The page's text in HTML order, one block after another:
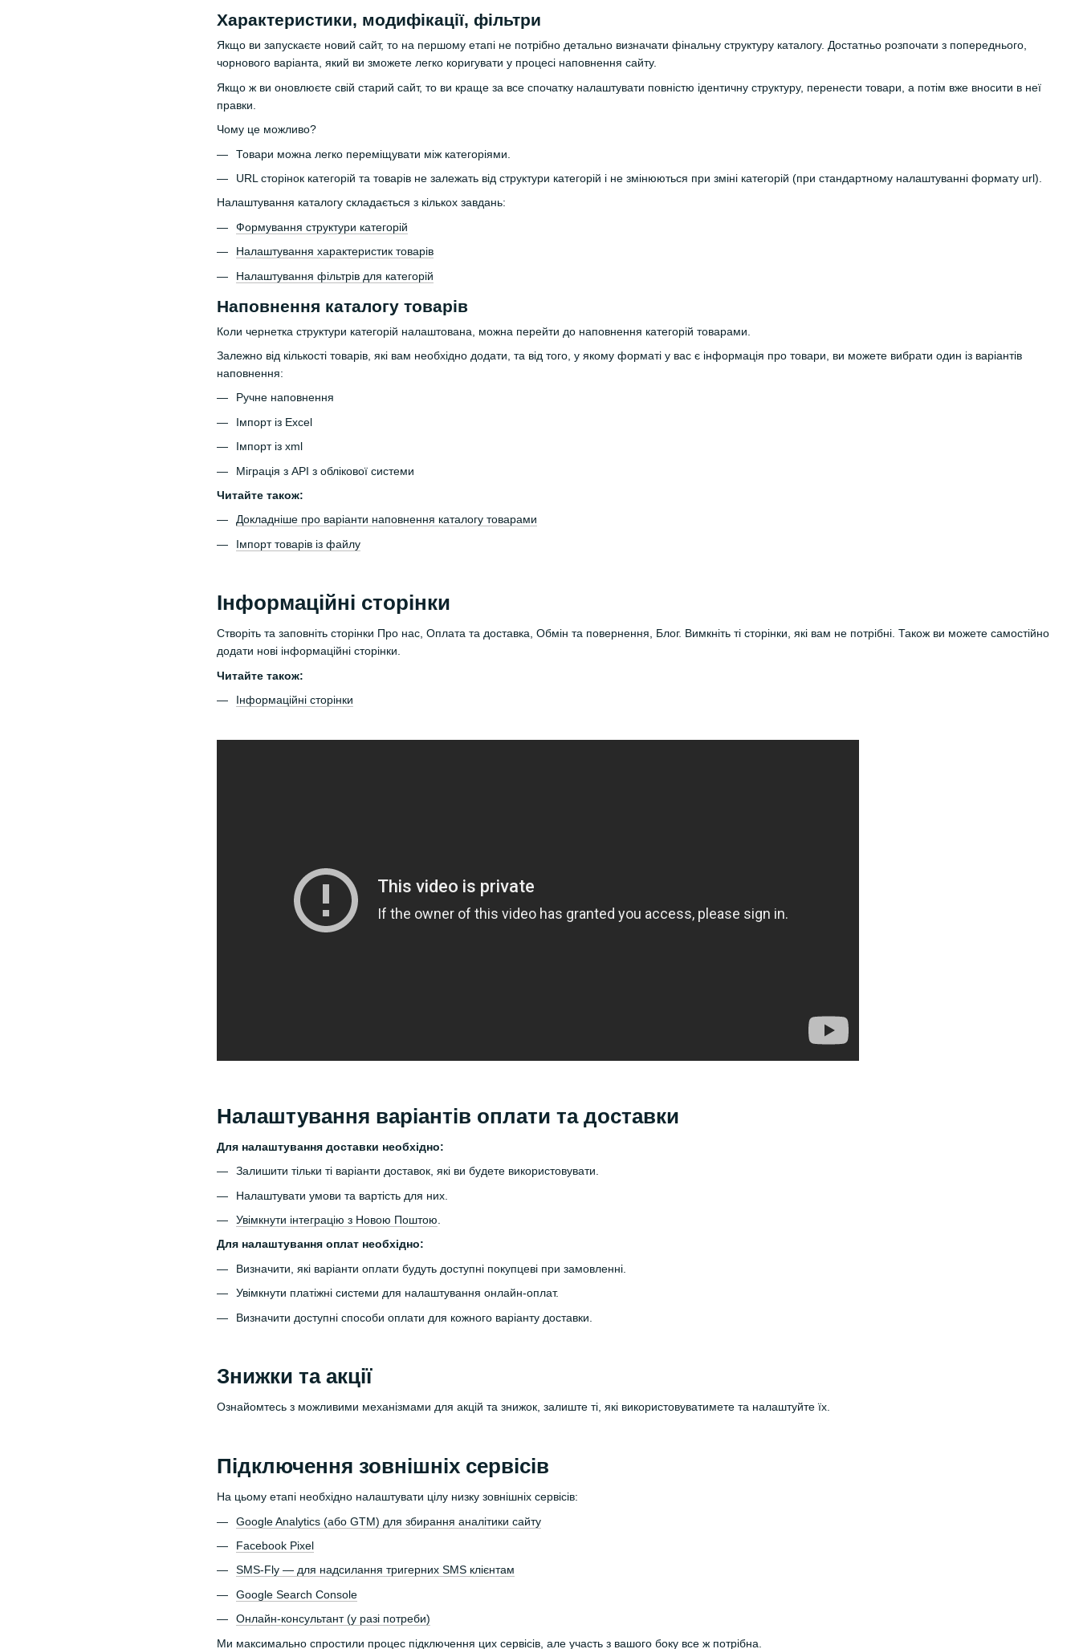
Характеристики, модифікації, фільтри
Якщо ви запускаєте новий сайт, то на першому етапі не потрібно детально визначати фінальну структуру каталогу. Достатньо розпочати з попереднього,
чорнового варіанта, який ви зможете легко коригувати у процесі наповнення сайту.
Якщо ж ви оновлюєте свій старий сайт, то ви краще за все спочатку налаштувати повністю ідентичну структуру, перенести товари, а потім вже вносити в неї
правки.
Чому це можливо?
Товари можна легко переміщувати між категоріями.
URL сторінок категорій та товарів не залежать від структури категорій і не змінюються при зміні категорій (при стандартному налаштуванні формату url).
Налаштування каталогу складається з кількох завдань:
Формування структури категорій
Налаштування характеристик товарів
Налаштування фільтрів для категорій
Наповнення каталогу товарів
Коли чернетка структури категорій налаштована, можна перейти до наповнення категорій товарами.
Залежно від кількості товарів, які вам необхідно додати, та від того, у якому форматі у вас є інформація про товари, ви можете вибрати один із варіантів
наповнення:
Ручне наповнення
Імпорт із Excel
Імпорт із xml
Міграція з API з облікової системи
Читайте також:
Докладніше про варіанти наповнення каталогу товарами
Імпорт товарів із файлу
Інформаційні сторінки
Створіть та заповніть сторінки Про нас, Оплата та доставка, Обмін та повернення, Блог. Вимкніть ті сторінки, які вам не потрібні. Також ви можете самостійно
додати нові інформаційні сторінки.
Читайте також:
Інформаційні сторінки
Налаштування варіантів оплати та доставки
Для налаштування доставки необхідно:
Залишити тільки ті варіанти доставок, які ви будете використовувати.
Налаштувати умови та вартість для них.
Увімкнути інтеграцію з Новою Поштою
Для налаштування оплат необхідно:
Визначити, які варіанти оплати будуть доступні покупцеві при замовленні.
Увімкнути платіжні системи для налаштування онлайн-оплат.
Визначити доступні способи оплати для кожного варіанту доставки.
Знижки та акції
Ознайомтесь з можливими механізмами для акцій та знижок, залиште ті, які використовуватимете та налаштуйте їх.
Підключення зовнішніх сервісів
На цьому етапі необхідно налаштувати цілу низку зовнішніх сервісів:
Google Analytics (або GTM) для збирання аналітики сайту
Facebook Pixel
SMS-Fly — для надсилання тригерних SMS клієнтам
Google Search Console
Онлайн-консультант (у разі потреби)
Ми максимально спростили процес підключення цих сервісів, але участь з вашого боку все ж потрібна.